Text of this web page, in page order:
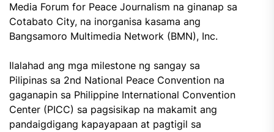
Media Forum for Peace Journalism na ginanap sa
Cotabato City, na inorganisa kasama ang
Bangsamoro Multimedia Network (BMN), Inc.
Ilalahad ang mga milestone ng sangay sa
Pilipinas sa 2nd National Peace Convention na
gaganapin sa Philippine International Convention
Center (PICC) sa pagsisikap na makamit ang
pandaigdigang kapayapaan at pagtigil sa